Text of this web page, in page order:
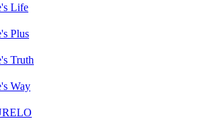
Life
Plus
Truth
Way